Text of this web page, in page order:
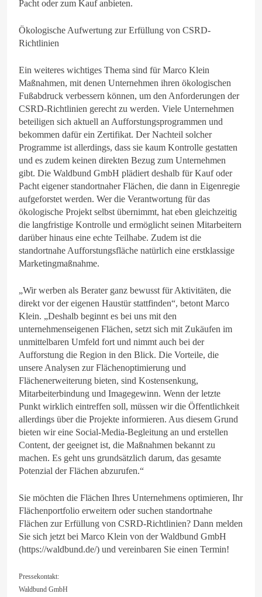
Pacht oder zum Kauf anbieten.
Ökologische Aufwertung zur Erfüllung von CSRD-
Richtlinien
Ein weiteres wichtiges Thema sind für Marco Klein
Maßnahmen, mit denen Unternehmen ihren ökologischen
Fußabdruck verbessern können, um den Anforderungen der
CSRD-Richtlinien gerecht zu werden. Viele Unternehmen
beteiligen sich aktuell an Aufforstungsprogrammen und
bekommen dafür ein Zertifikat. Der Nachteil solcher
Programme ist allerdings, dass sie kaum Kontrolle gestatten
und es zudem keinen direkten Bezug zum Unternehmen
gibt. Die Waldbund GmbH plädiert deshalb für Kauf oder
Pacht eigener standortnaher Flächen, die dann in Eigenregie
aufgeforstet werden. Wer die Verantwortung für das
ökologische Projekt selbst übernimmt, hat eben gleichzeitig
die langfristige Kontrolle und ermöglicht seinen Mitarbeitern
darüber hinaus eine echte Teilhabe. Zudem ist die
standortnahe Aufforstungsfläche natürlich eine erstklassige
Marketingmaßnahme.
„Wir werben als Berater ganz bewusst für Aktivitäten, die
direkt vor der eigenen Haustür stattfinden“, betont Marco
Klein. „Deshalb beginnt es bei uns mit den
unternehmenseigenen Flächen, setzt sich mit Zukäufen im
unmittelbaren Umfeld fort und nimmt auch bei der
Aufforstung die Region in den Blick. Die Vorteile, die
unsere Analysen zur Flächenoptimierung und
Flächenerweiterung bieten, sind Kostensenkung,
Mitarbeiterbindung und Imagegewinn. Wenn der letzte
Punkt wirklich eintreffen soll, müssen wir die Öffentlichkeit
allerdings über die Projekte informieren. Aus diesem Grund
bieten wir eine Social-Media-Begleitung an und erstellen
Content, der geeignet ist, die Maßnahmen bekannt zu
machen. Es geht uns grundsätzlich darum, das gesamte
Potenzial der Flächen abzurufen.“
Sie möchten die Flächen Ihres Unternehmens optimieren, Ihr
Flächenportfolio erweitern oder suchen standortnahe
Flächen zur Erfüllung von CSRD-Richtlinien? Dann melden
Sie sich jetzt bei Marco Klein von der Waldbund GmbH
(https://waldbund.de/) und vereinbaren Sie einen Termin!
Pressekontakt:
Waldbund GmbH